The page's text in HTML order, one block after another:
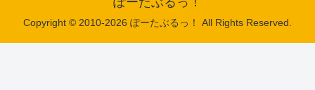
Copyright © 2010-2026 ぽーたぶるっ！ All Rights Reserved.